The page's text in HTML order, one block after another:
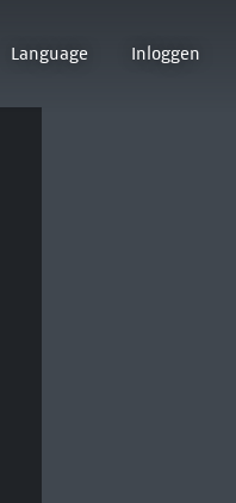
Language Inloggen